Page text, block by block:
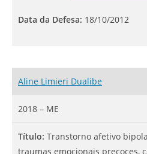
Data da Defesa: 18/10/2012
Aline Limieri Dualibe
2018 – ME
Título: Transtorno afetivo
traumas emocionais precoces,